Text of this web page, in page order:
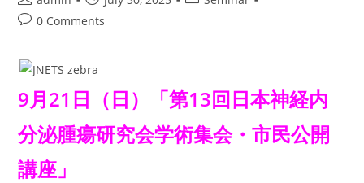
司
先
を
お
迎
author:
published:
Post0 Comments
9月21日（日）「第13回日本神経内
分泌腫瘍研究会学術集会・市民公開
講座」